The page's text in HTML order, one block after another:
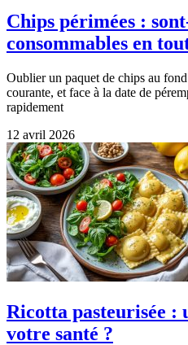
Chips périmées :
consommables en
Oublier un paquet de chips au
courante, et face à la date de
rapidement
12 avril 2026
Ricotta pasteurisée :
votre santé ?